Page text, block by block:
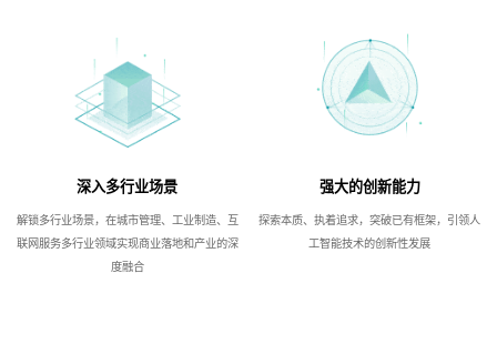
深入多行业场景
解锁多行业场景，在城市管理、工业制造、互
联网服务多行业领域实现商业落地和产业的深
度融合
强大的创新能力
探索本质、执着追求，突破已有框架，引领人
工智能技术的创新性发展